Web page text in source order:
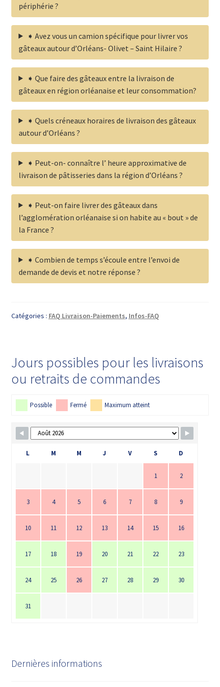
périphérie ?
➧ Avez vous un camion spécifique pour livrer vos
gâteaux autour d’Orléans- Olivet – Saint Hilaire ?
➧ Que faire des gâteaux entre la livraison de
gâteaux en région orléanaise et leur consommation?
➧ Quels créneaux horaires de livraison des gâteaux
autour d’Orléans ?
➧ Peut-on- connaître l’ heure approximative de
livraison de pâtisseries dans la région d’Orléans ?
➧ Peut-on faire livrer des gâteaux dans
l’agglomération orléanaise si on habite au « bout » de
la France ?
➧ Combien de temps s’écoule entre l’envoi de
demande de devis et notre réponse ?
Catégories : FAQ Livraison-Paiements, Infos-FAQ
Jours possibles pour les livraisons
ou retraits de commandes
Possible Fermé Maximum atteint
L M M J V S D
1 2
3 4 5 6 7 8 9
10 11 12 13 14 15 16
17 18 19 20 21 22 23
24 25 26 27 28 29 30
31
Dernières informations